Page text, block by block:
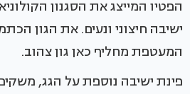
הפטיו המייצג את הסגנון
ישיבה חיצוני ונעים. את הגון
המעטפת מחליף כאן גון צהוב.
פינת ישיבה נוספת על הגג,